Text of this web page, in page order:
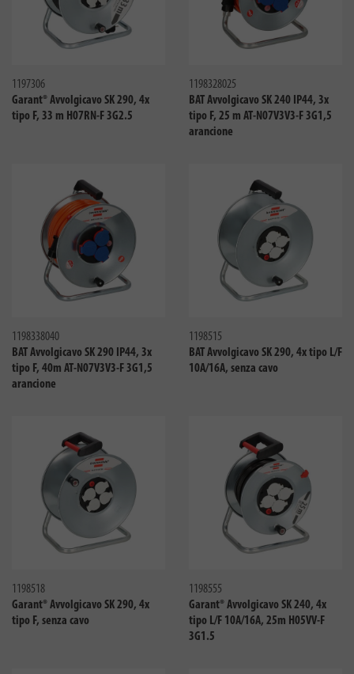
1197306
Garant® Avvolgicavo SK 290, 4x
tipo F, 33 m H07RN-F 3G2.5
1198328025
BAT Avvolgicavo SK 240 IP44, 3x
tipo F, 25 m AT-N07V3V3-F 3G1,5
arancione
1198338040
BAT Avvolgicavo SK 290 IP44, 3x
tipo F, 40m AT-N07V3V3-F 3G1,5
arancione
1198515
BAT Avvolgicavo SK 290, 4x tipo L/F
10A/16A, senza cavo
1198518
Garant® Avvolgicavo SK 290, 4x
tipo F, senza cavo
1198555
Garant® Avvolgicavo SK 240, 4x
tipo L/F 10A/16A, 25m H05VV-F
3G1.5